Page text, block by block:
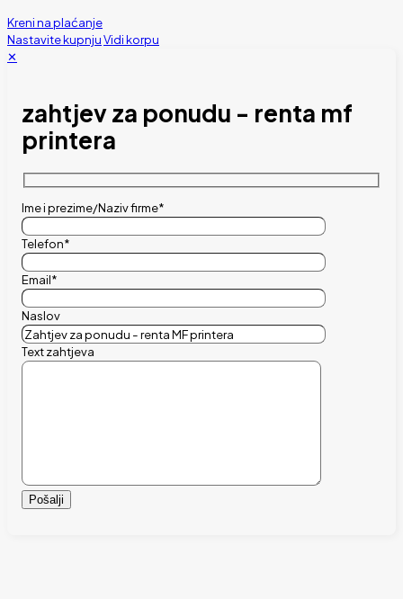
Kreni na plaćanje
Nastavite kupnjuVidi korpu
✕
zahtjev za ponudu - renta mf
printera
Ime i prezime/Naziv firme*
Telefon*
Email*
Naslov
Text zahtjeva